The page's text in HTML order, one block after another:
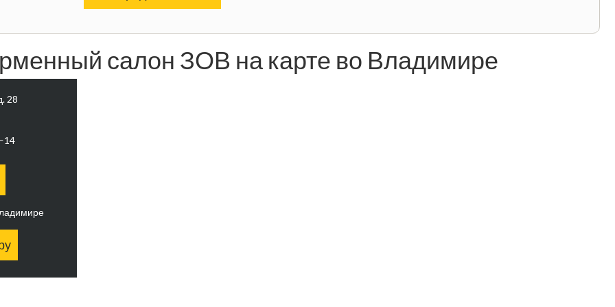
салон ЗОВ на карте во Владимире
28